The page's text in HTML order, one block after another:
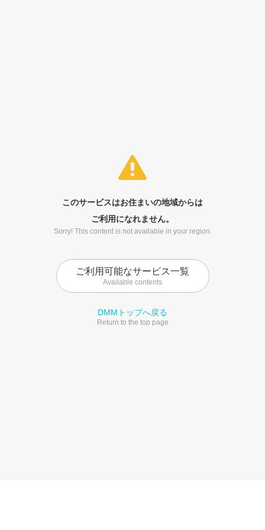
このサービスはお住まいの地域からは
ご利用になれません。
Sorry! This content is not available in your region.
ご利用可能なサービス一覧
Available contents
DMMトップへ戻る
Return to the top page